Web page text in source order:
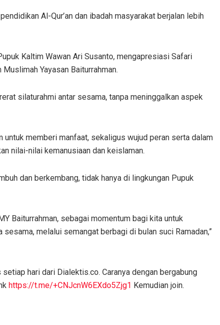
Al-Qur’an dan ibadah masyarakat berjalan lebih
Kaltim Wawan Ari Susanto, mengapresiasi Safari
Yayasan Baiturrahman.
silaturahmi antar sesama, tanpa meninggalkan aspek
memberi manfaat, sekaligus wujud peran serta dalam
nilai-nilai kemanusiaan dan keislaman.
dan berkembang, tidak hanya di lingkungan Pupuk
Baiturrahman, sebagai momentum bagi kita untuk
melalui semangat berbagi di bulan suci Ramadan,”
hari dari Dialektis.co. Caranya dengan bergabung
https://t.me/+CNJcnW6EXdo5Zjg1 Kemudian join.